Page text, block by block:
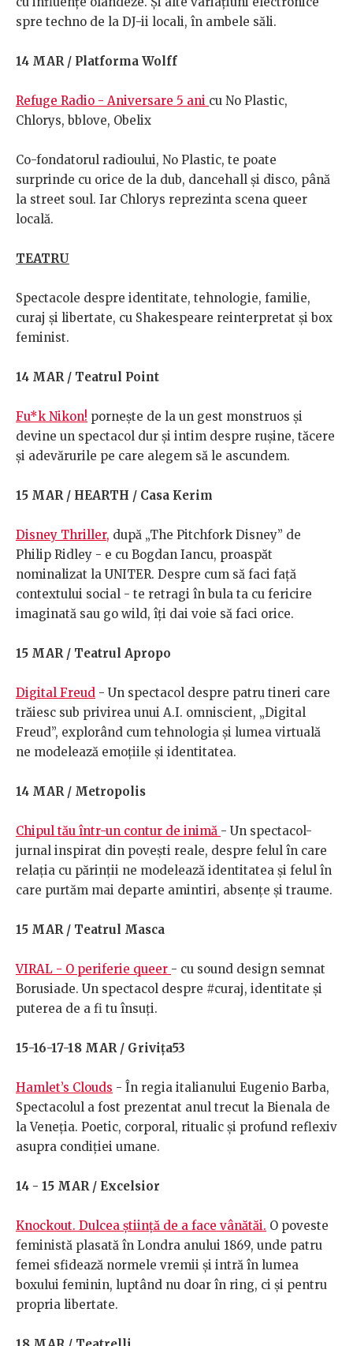
spre techno de la DJ-ii locali, în ambele săli.
14 MAR / Platforma Wolff
Refuge Radio - Aniversare 5 ani cu No Plastic,
Chlorys, bblove, Obelix
Co-fondatorul radioului, No Plastic, te poate
surprinde cu orice de la dub, dancehall și disco, până
la street soul. Iar Chlorys reprezinta scena queer
locală.
TEATRU
Spectacole despre identitate, tehnologie, familie,
curaj și libertate, cu Shakespeare reinterpretat și box
feminist.
14 MAR / Teatrul Point
Fu*k Nikon! pornește de la un gest monstruos și
devine un spectacol dur și intim despre rușine, tăcere
și adevărurile pe care alegem să le ascundem.
15 MAR / HEARTH / Casa Kerim
Disney Thriller, după „The Pitchfork Disney” de
Philip Ridley - e cu Bogdan Iancu, proaspăt
nominalizat la UNITER. Despre cum să faci față
contextului social - te retragi în bula ta cu fericire
imaginată sau go wild, îți dai voie să faci orice.
15 MAR / Teatrul Apropo
Digital Freud - Un spectacol despre patru tineri care
trăiesc sub privirea unui A.I. omniscient, „Digital
Freud”, explorând cum tehnologia și lumea virtuală
ne modelează emoțiile și identitatea.
14 MAR / Metropolis
Chipul tău într-un contur de inimă - Un spectacol-
jurnal inspirat din povești reale, despre felul în care
relația cu părinții ne modelează identitatea și felul în
care purtăm mai departe amintiri, absențe și traume.
15 MAR / Teatrul Masca
VIRAL - O periferie queer - cu sound design semnat
Borusiade. Un spectacol despre #curaj, identitate și
puterea de a fi tu însuți.
15-16-17-18 MAR / Grivița53
Hamlet’s Clouds - În regia italianului Eugenio Barba,
Spectacolul a fost prezentat anul trecut la Bienala de
la Veneția. Poetic, corporal, ritualic și profund reflexiv
asupra condiției umane.
14 - 15 MAR / Excelsior
Knockout. Dulcea știință de a face vânătăi. O poveste
feministă plasată în Londra anului 1869, unde patru
femei sfidează normele vremii și intră în lumea
boxului feminin, luptând nu doar în ring, ci și pentru
propria libertate.